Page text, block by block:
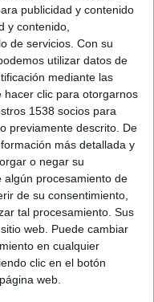
publicidad y contenido
y contenido,
de servicios. Con su
utilizar datos de
mediante las
hacer clic para otorgarnos
1538 socios para
previamente descrito. De
más detallada y
o negar su
algún procesamiento de
de su consentimiento,
tal procesamiento. Sus
web. Puede cambiar
en cualquier
clic en el botón
web.
Yohji
han presentado
de viaje.
del club con una
2021/22,
para llevar la
a uno de
con una
en la paleta
del Real
de una
en negro. Está
la sastrería y la
de manga corta,
pantalones cortos,